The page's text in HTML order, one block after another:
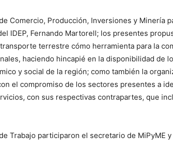
Comercio, Producción, Inversiones y Minería
IDEP, Fernando Martorell; los presentes
terrestre cómo herramienta para la
haciendo hincapié en la disponibilidad de
y social de la región; como también la
el compromiso de los sectores presentes a
con sus respectivas contrapartes, que
Trabajo participaron el secretario de MiPyME y